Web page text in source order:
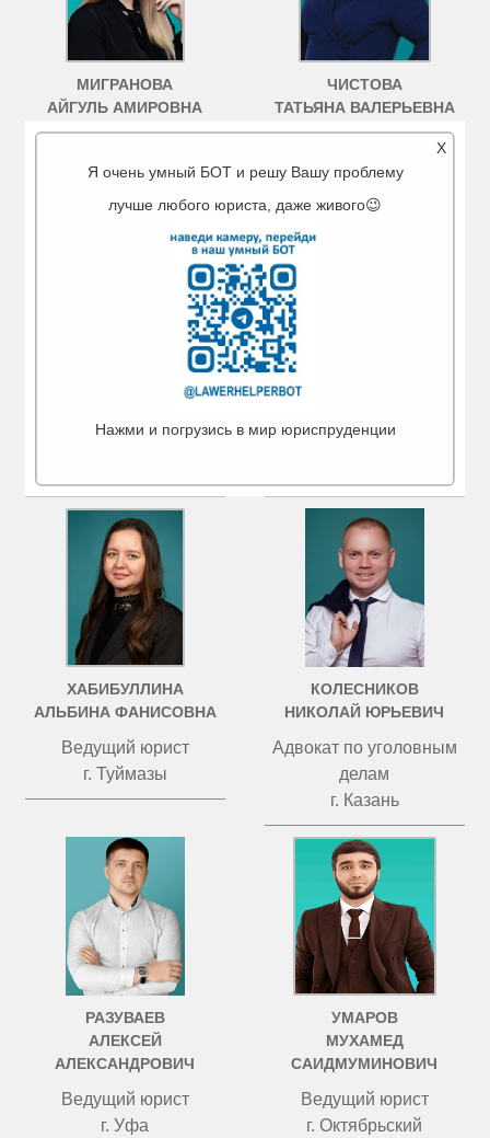
МИГРАНОВА
АЙГУЛЬ АМИРОВНА
г. Туймазы
ЧИСТОВА
ТАТЬЯНА ВАЛЕРЬЕВНА
г. Бугульма
ХАБИБУЛЛИНА
АЛЬБИНА ФАНИСОВНА
Ведущий юрист
г. Туймазы
КОЛЕСНИКОВ
НИКОЛАЙ ЮРЬЕВИЧ
Адвокат по уголовным
делам
г. Казань
РАЗУВАЕВ
АЛЕКСЕЙ
АЛЕКСАНДРОВИЧ
Ведущий юрист
г. Уфа
УМАРОВ
МУХАМЕД
САИДМУМИНОВИЧ
Ведущий юрист
г. Октябрьский
X
Я очень умный БОТ и решу Вашу проблему
лучше любого юриста, даже живого😉
Нажми и погрузись в мир юриспруденции